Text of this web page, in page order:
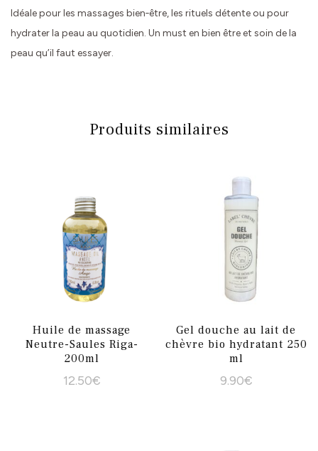
Idéale pour les massages bien‑être, les rituels détente ou pour
hydrater la peau au quotidien. Un must en bien être et soin de la
peau qu’il faut essayer.
Produits similaires
Huile de massage
Neutre-Saules Riga-
200ml
12.50€
Gel douche au lait de
chèvre bio hydratant 250
ml
9.90€